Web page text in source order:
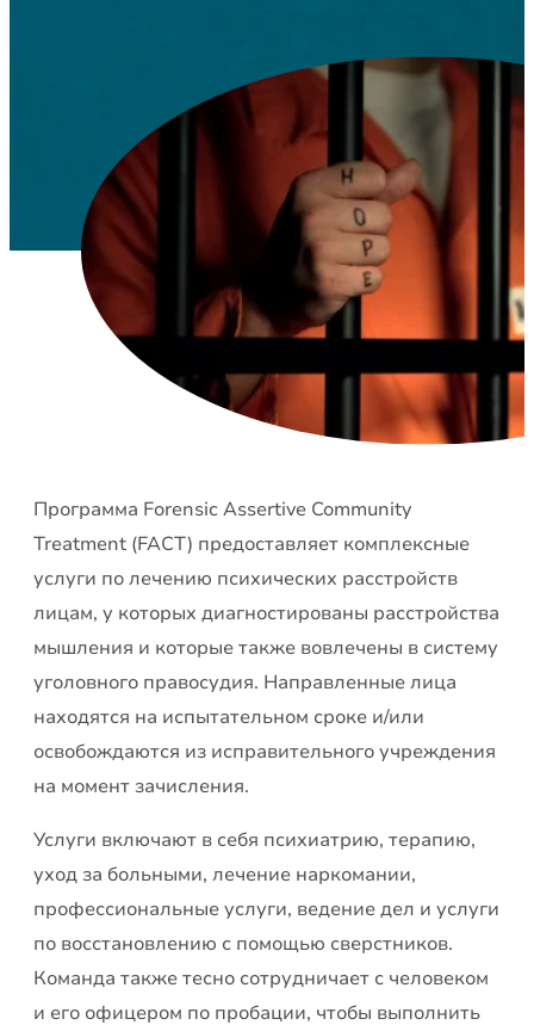
Программа Forensic Assertive Community
Treatment (FACT) предоставляет комплексные
услуги по лечению психических расстройств
лицам, у которых диагностированы расстройства
мышления и которые также вовлечены в систему
уголовного правосудия. Направленные лица
находятся на испытательном сроке и/или
освобождаются из исправительного учреждения
на момент зачисления.
Услуги включают в себя психиатрию, терапию,
уход за больными, лечение наркомании,
профессиональные услуги, ведение дел и услуги
по восстановлению с помощью сверстников.
Команда также тесно сотрудничает с человеком
и его офицером по пробации, чтобы выполнить